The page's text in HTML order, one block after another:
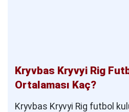
Kryvbas Kryvyi Rig
Ortalaması Kaç?
Kryvbas Kryvyi Rig futbol